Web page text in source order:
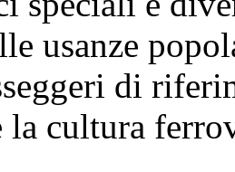
usanze
di
la cultura